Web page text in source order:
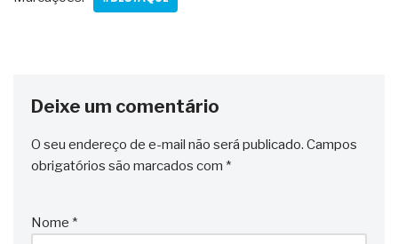
Deixe um comentário
O seu endereço de e-mail não será publicado. Campos
obrigatórios são marcados com *
Nome *